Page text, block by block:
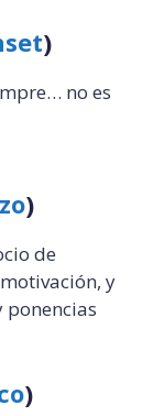
)
no es
)
de
y
ponencias
)